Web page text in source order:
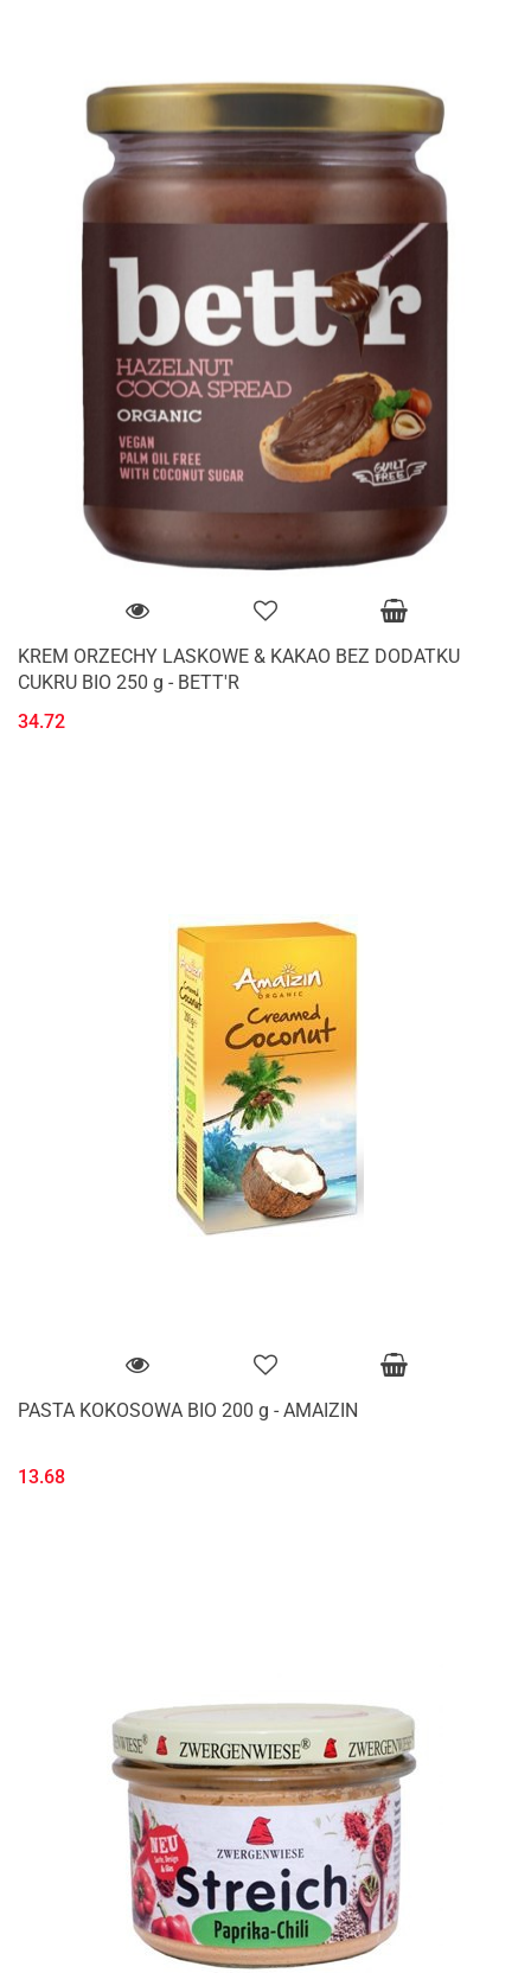
KREM ORZECHY LASKOWE & KAKAO BEZ DODATKU
CUKRU BIO 250 g - BETT'R
34.72
PASTA KOKOSOWA BIO 200 g - AMAIZIN
13.68